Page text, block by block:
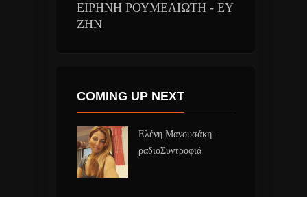
ΕΙΡΗΝΗ ΡΟΥΜΕΛΙΩΤΗ - ΕΥ
ΖΗΝ
COMING UP NEXT
Ελένη Μανουσάκη -
ραδιοΣυντροφιά